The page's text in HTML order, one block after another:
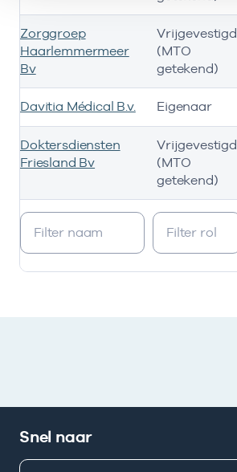
Ik heb een arbeidsrelatie met
Zorggroep
Haarlemmermeer
Bv
Vrijgevestigd
(MTO
getekend)
Davitia Médical B.v. Eigenaar
Doktersdiensten
Friesland Bv
Vrijgevestigd
(MTO
getekend)
Snel naar